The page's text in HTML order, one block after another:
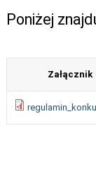
Poniżej
Załącznik